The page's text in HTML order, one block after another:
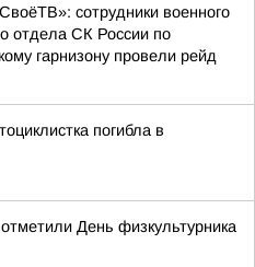
сотрудники военного
отдела СК России по
гарнизону провели рейд
погибла в
День физкультурника